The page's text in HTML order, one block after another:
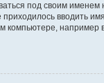
под своим именем
вводить
например